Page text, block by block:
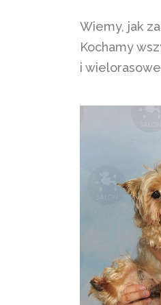
Wiemy, jak
Kochamy
i